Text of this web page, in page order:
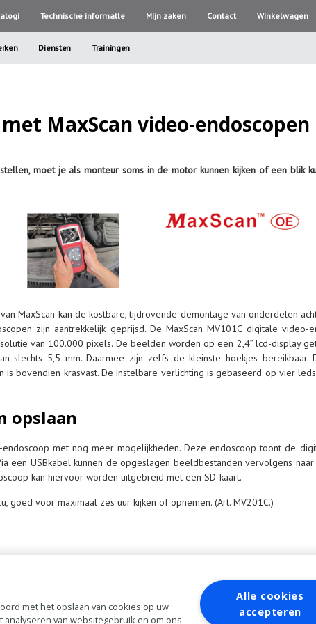
Technische informatle Mijn zaken Contact Winkelwagen
Diensten Trainingen
MaxScan video-endoscopen
moet je als monteur soms in de motor kunnen kijken of een blik
MaxScan kan de kostbare, tijdrovende demontage van onderdelen
zijn aantrekkelijk geprijsd. De MaxScan MV101C digitale video-
van 100.000 pixels. De beelden worden op een 2,4” lcd-display
slechts 5,5 mm. Daarmee zijn zelfs de kleinste hoekjes bereikbaar.
is bovendien krasvast. De instelbare verlichting is gebaseerd op vier
opslaan
endoscoop met nog meer mogelijkheden. Deze endoscoop toont de
een USBkabel kunnen de opgeslagen beeldbestanden vervolgens
kan hiervoor worden uitgebreid met een SD-kaart.
goed voor maximaal zes uur kijken of opnemen. (Art. MV201C.)
met het opslaan van cookies op uw
van websitegebruik en om ons
Alle cookies
accepteren